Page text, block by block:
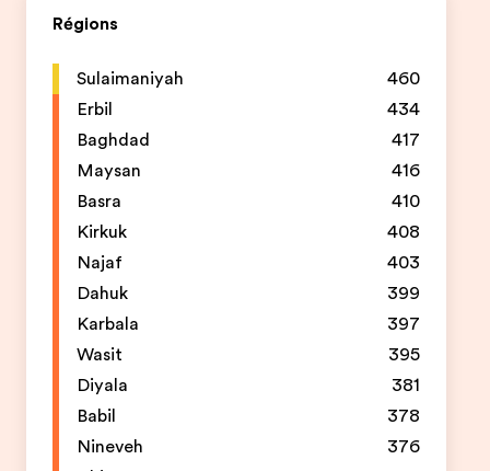
Régions
Sulaimaniyah
460
Erbil
434
Baghdad
417
Maysan
416
Basra
410
Kirkuk
408
Najaf
403
Dahuk
399
Karbala
397
Wasit
395
Diyala
381
Babil
378
Nineveh
376